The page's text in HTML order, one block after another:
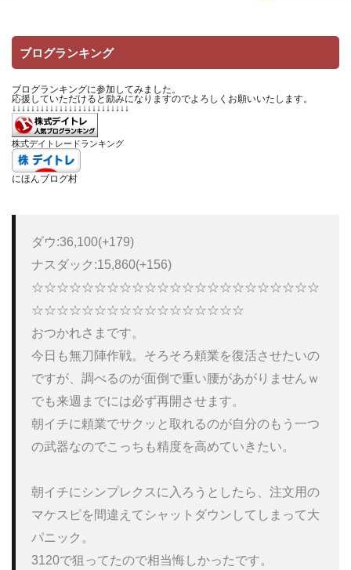
ブログランキング
ブログランキングに参加してみました。
応援していただけると励みになりますのでよろしくお願いいたします。
↓↓↓↓↓↓↓↓↓↓↓↓↓↓↓↓↓↓↓↓↓↓↓↓↓
株式デイトレードランキング
にほんブログ村
ダウ:36,100(+179)
ナスダック:15,860(+156)
☆☆☆☆☆☆☆☆☆☆☆☆☆☆☆☆☆☆☆☆☆☆☆
☆☆☆☆☆☆☆☆☆☆☆☆☆☆☆☆☆
おつかれさまです。
今日も無刀陣作戦。そろそろ頼業を復活させたいの
ですが、調べるのが面倒で重い腰があがりませんｗ
でも来週までには必ず再開させます。
朝イチに頼業でサクッと取れるのが自分のもう一つ
の武器なのでこっちも精度を高めていきたい。
朝イチにシンプレクスに入ろうとしたら、注文用の
マケスピを間違えてシャットダウンしてしまって大
パニック。
3120で狙ってたので相当悔しかったです。